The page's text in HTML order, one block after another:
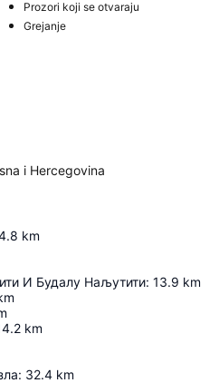
Prozori koji se otvaraju
Grejanje
i Hercegovina
km
И Будалу Наљутити: 13.9 km
km
: 32.4 km